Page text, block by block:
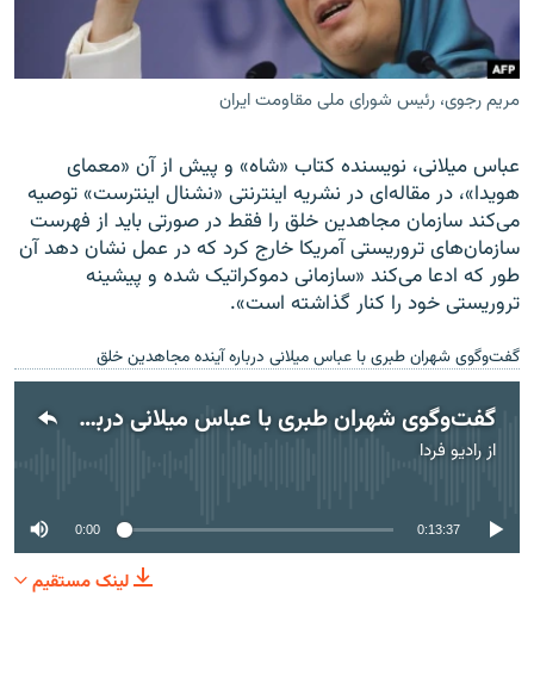
زبان‌های دیگر
مریم رجوی، رئیس شورای ملی مقاومت ایران
عباس میلانی، نویسنده کتاب «شاه» و پیش از آن «معمای
هویدا»، در مقاله‌ای در نشریه اینترنتی «نشنال اینترست» توصیه
می‌کند سازمان مجاهدین خلق را فقط در صورتی باید از فهرست
سازمان‌های تروریستی آمریکا خارج کرد که در عمل نشان دهد آن
طور که ادعا می‌کند «سازمانی دموکراتیک شده و پیشینه
تروریستی خود را کنار گذاشته است».
گفت‌وگوی شهران طبری با عباس میلانی درباره آینده مجاهدین خلق
گفت‌وگوی شهران طبری با عباس میلانی درباره آینده مجاهدین خلق
ازرادیو فردا
0:00 0:13:37
لینک مستقیم